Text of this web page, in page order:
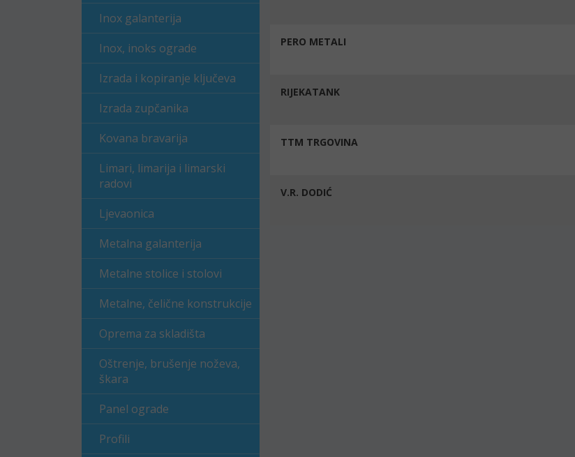
Inox galanterija
Inox, inoks ograde
Izrada i kopiranje ključeva
Izrada zupčanika
Kovana bravarija
Limari, limarija i limarski
radovi
Ljevaonica
Metalna galanterija
Metalne stolice i stolovi
Metalne, čelične konstrukcije
Oprema za skladišta
Oštrenje, brušenje noževa,
škara
Panel ograde
Profili
PERO METALI
RIJEKATANK
TTM TRGOVINA
V.R. DODIĆ